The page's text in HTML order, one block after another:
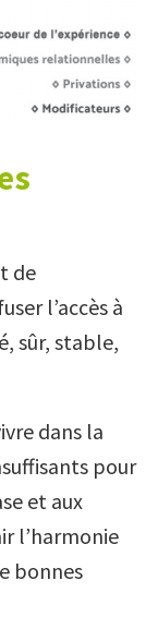
de
l’accès à
sûr, stable,
dans la
pour
et aux
l’harmonie
bonnes